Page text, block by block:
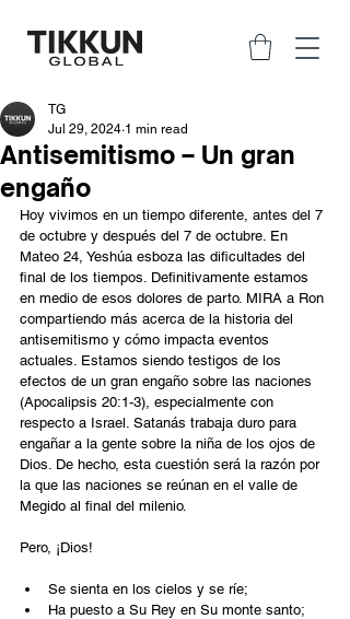
Antisemitismo – Un gran
engaño
TG
Jul 29, 2024 1 min read
Hoy vivimos en un tiempo diferente, antes del 7
de octubre y después del 7 de octubre. En
Mateo 24, Yeshúa esboza las dificultades del
final de los tiempos. Definitivamente estamos
en medio de esos dolores de parto. MIRA a Ron
compartiendo más acerca de la historia del
antisemitismo y cómo impacta eventos
actuales. Estamos siendo testigos de los
efectos de un gran engaño sobre las naciones
(Apocalipsis 20:1-3), especialmente con
respecto a Israel. Satanás trabaja duro para
engañar a la gente sobre la niña de los ojos de
Dios. De hecho, esta cuestión será la razón por
la que las naciones se reúnan en el valle de
Megido al final del milenio.
Pero, ¡Dios!
Se sienta en los cielos y se ríe;
Ha puesto a Su Rey en Su monte santo;